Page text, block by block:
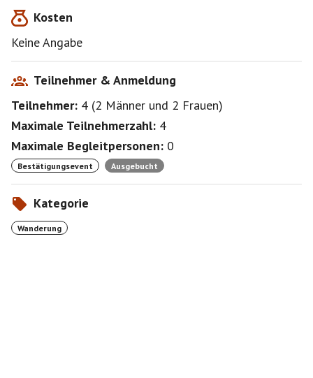
Kosten
Keine Angabe
Teilnehmer & Anmeldung
Teilnehmer: 4 (2 Männer und 2 Frauen)
Maximale Teilnehmerzahl: 4
Maximale Begleitpersonen: 0
Bestätigungsevent Ausgebucht
Kategorie
Wanderung